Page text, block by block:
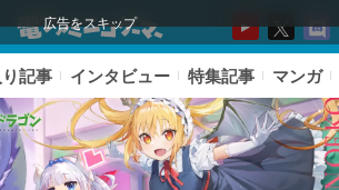
広告をスキップ
記事 インタビュー 特集記事 マンガ